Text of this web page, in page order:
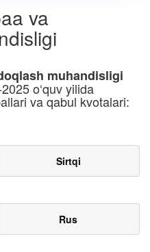
va
muhandisligi
o‘quv yilida
va qabul kvotalari:
Sirtqi
Rus